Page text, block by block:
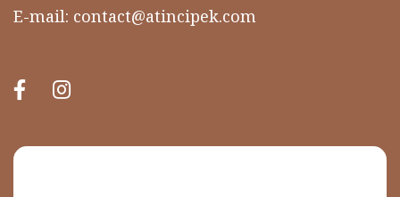
E-mail: contact@atincipek.com